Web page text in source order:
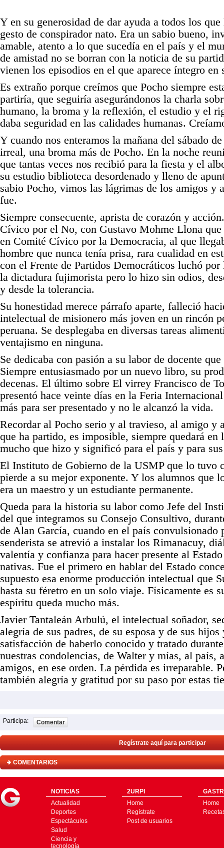
Y en su generosidad de dar ayuda a todos los
gesto de conspirador nato. Era un sabio bueno,
amable, atento a lo que sucedía en el país y el
de amistad no se borran con la noticia de su
vienen los episodios en el que aparece íntegro en
Es extraño porque creímos que Pocho siempre
partiría, que seguiría asegurándonos la charla
humano, la broma y la reflexión, el estudio y el
daba seguridad en las calidades humanas.
Y cuando nos enteramos la mañana del sábado
irreal, una broma más de Pocho. En la noche
que tantas veces nos recibió para la fiesta y el
su estudio biblioteca desordenado y lleno de
sabio Pocho, vimos las lágrimas de los amigos y
fue.
Siempre consecuente, aprista de corazón y
Cívico por el No, con Gustavo Mohme Llona que
en Comité Cívico por la Democracia, al que
hombre que nunca tenía prisa, rara cualidad en
con el Frente de Partidos Democráticos luchó
la dictadura fujimorista pero lo hizo sin odios,
y desde la tolerancia.
Su honestidad merece párrafo aparte, falleció
intelectual de misionero más joven en un rincón
peruana. Se desplegaba en diversas tareas
ventajismo en ninguna.
Se dedicaba con pasión a su labor de docente
Siempre entusiasmado por un nuevo libro, su
decenas. El último sobre El virrey Francisco de
presentó hace veinte días en la Feria
más para ser presentado y no le alcanzó la vida.
Recordar al Pocho serio y al travieso, al amigo y
que ha partido, es imposible, siempre quedará en
mucho que hizo y significó para el país y para
El Instituto de Gobierno de la USMP que lo tuvo
pierde a su mejor exponente. Y los alumnos que
era un maestro y un estudiante permanente.
Queda para la historia su labor como Jefe del
del que integramos su Consejo Consultivo,
de Alan García, cuando en el país convulsionado
senderista se atrevió a instalar los Rimanacuy,
valentía y confianza para hacer presente al
nativas. Fue el primero en hablar del Estado
supuesto esa enorme producción intelectual que
hasta su féretro en un solo viaje. Físicamente es
espíritu queda mucho más.
Javier Tantaleán Arbulú, el intelectual soñador,
alegría de sus padres, de su esposa y de sus
satisfacción de haberlo conocido y tratado
nuestras condolencias, de Walter y mías, al país,
amigos, en ese orden. La pérdida es irreparable.
también alegría y gratitud por su paso por estas
Participa: Comentar
Regístrate aquí para participar
COMENTARIOS
NOTICIAS
Actualidad
Deportes
Espectáculos
Salud
Ciencia y
tecnología
2URPI
Home
Regístrate
Post de usuarios
Home